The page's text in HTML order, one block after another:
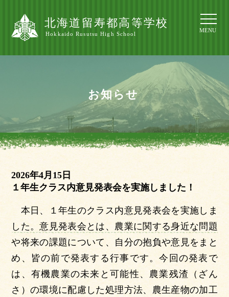
北海道留寿都高等学校
Hokkaido Rusutsu High School
MENU
お知らせ
2026年4月15日
１年生クラス内意見発表会を実施しました！
本日、１年生のクラス内意見発表会を実施しま
した。意見発表会とは、農業に関する身近な問題
や将来の課題について、自分の抱負や意見をまと
め、皆の前で発表する行事です。今回の発表で
は、有機農業の未来と可能性、農業残渣（ざん
さ）の環境に配慮した処理方法、農生産物の加工